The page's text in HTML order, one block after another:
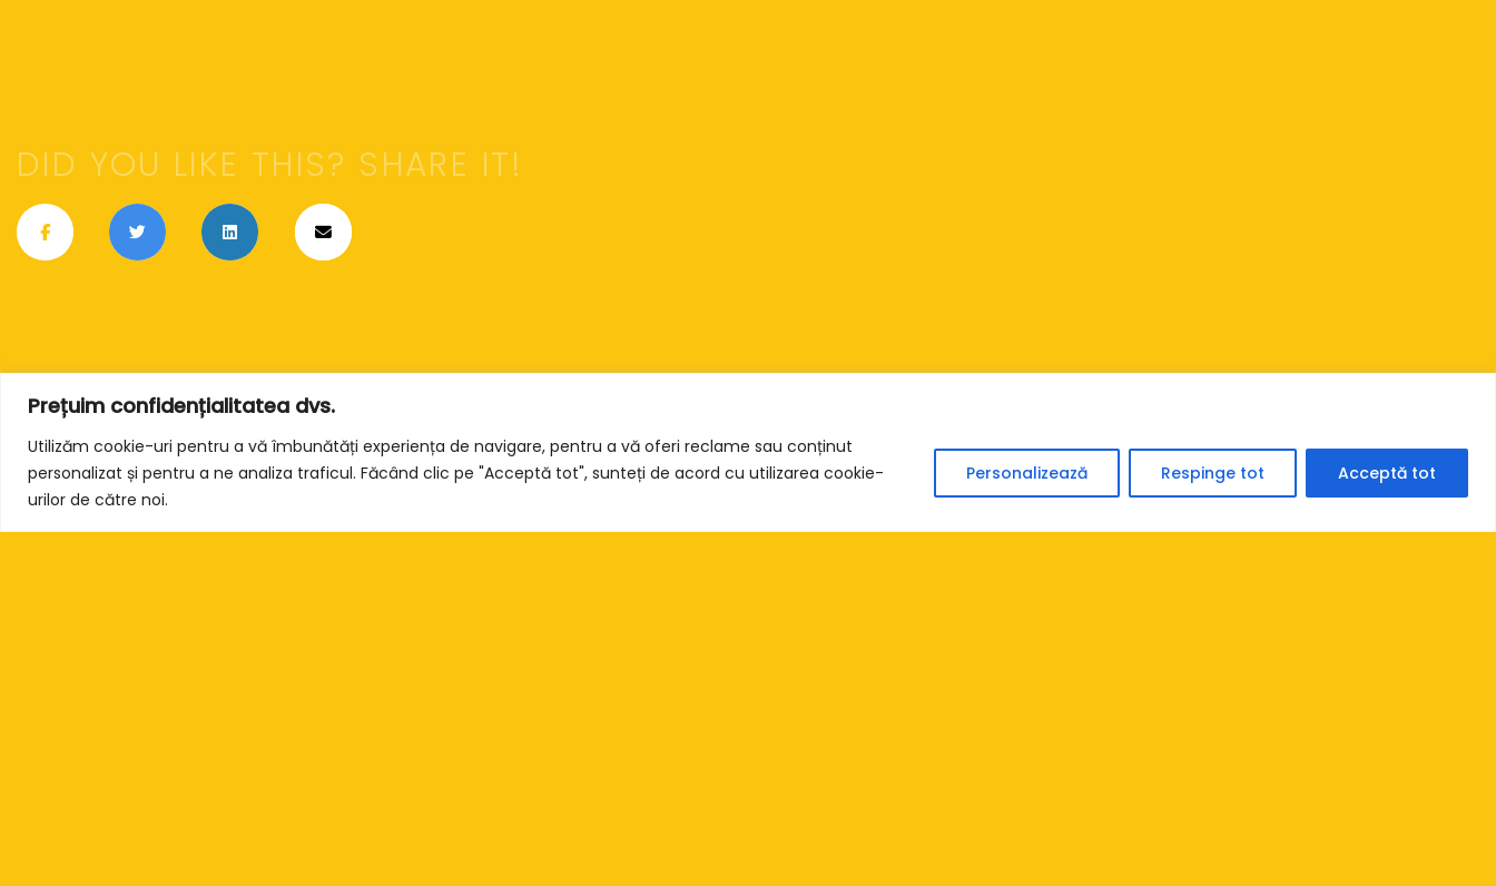
Prețuim confidențialitatea dvs.
Utilizăm cookie-uri pentru a vă îmbunătăți experiența de navigare, pentru a vă oferi reclame sau conținut
personalizat și pentru a ne analiza traficul. Făcând clic pe "Acceptă tot", sunteți de acord cu utilizarea cookie-
urilor de către noi.
Personalizează Respinge tot Acceptă tot
DID YOU LIKE THIS? SHARE IT!